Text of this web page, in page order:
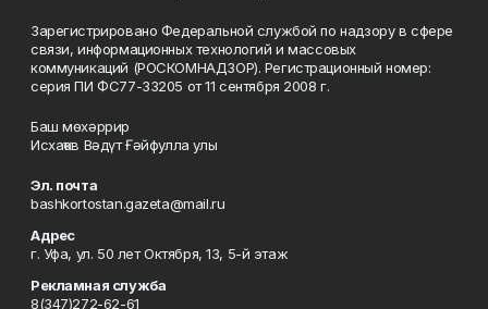
Зарегистрировано Федеральной службой по надзору в сфере
связи, информационных технологий и массовых
коммуникаций (РОСКОМНАДЗОР). Регистрационный номер:
серия ПИ ФС77-33205 от 11 сентября 2008 г.
Баш мөхәррир
Исхаҡов Вәдүт Ғәйфулла улы
Эл. почта
bashkortostan.gazeta@mail.ru
Адрес
г. Уфа, ул. 50 лет Октября, 13, 5-й этаж
Рекламная служба
8(347)272-62-61